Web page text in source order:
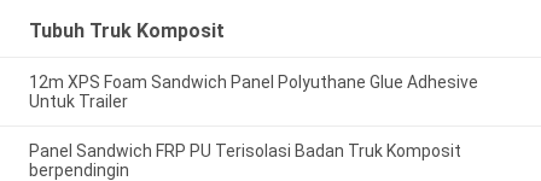
Tubuh Truk Komposit
12m XPS Foam Sandwich Panel Polyuthane Glue Adhesive
Untuk Trailer
Panel Sandwich FRP PU Terisolasi Badan Truk Komposit
berpendingin